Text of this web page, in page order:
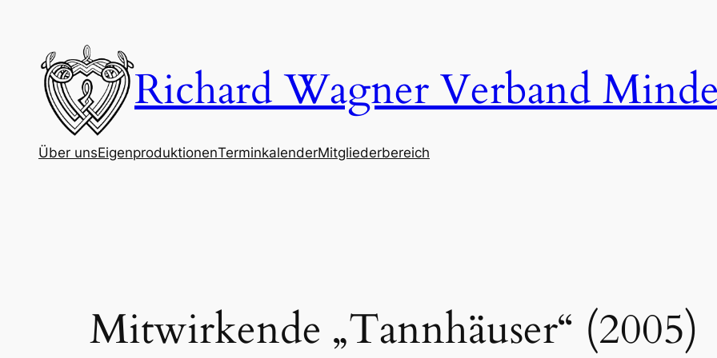
springen
Richard Wagner Verband
Über unsEigenproduktionenTerminkalenderMitgliederbereich
Mitwirkende „Tannhäuser“ (2005)